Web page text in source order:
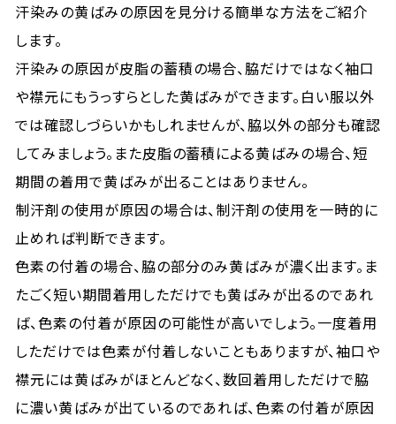
汗染みの黄ばみの原因を見分ける簡単な方法をご紹介
します。
汗染みの原因が皮脂の蓄積の場合、脇だけではなく袖口
や襟元にもうっすらとした黄ばみができます。白い服以外
では確認しづらいかもしれませんが、脇以外の部分も確認
してみましょう。また皮脂の蓄積による黄ばみの場合、短
期間の着用で黄ばみが出ることはありません。
制汗剤の使用が原因の場合は、制汗剤の使用を一時的に
止めれば判断できます。
色素の付着の場合、脇の部分のみ黄ばみが濃く出ます。ま
たごく短い期間着用しただけでも黄ばみが出るのであれ
ば、色素の付着が原因の可能性が高いでしょう。一度着用
しただけでは色素が付着しないこともありますが、袖口や
襟元には黄ばみがほとんどなく、数回着用しただけで脇
に濃い黄ばみが出ているのであれば、色素の付着が原因